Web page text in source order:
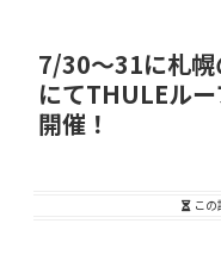
7/30～31に札幌
にてTHULEル
開催！
こ